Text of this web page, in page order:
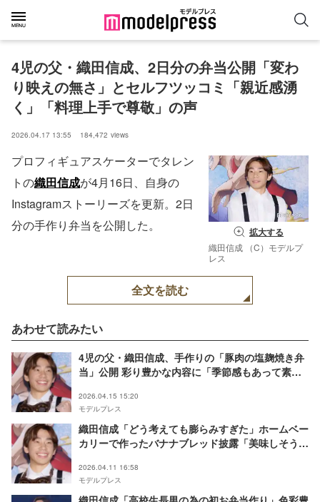
4児の父・織田信成、2日分の弁当公開「変わ
り映えの無さ」とセルフツッコミ「親近感湧
く」「料理上手で尊敬」の声
2026.04.17 13:55 184,472 views
拡大する
織田信成 （C）モデルプ
レス
プロフィギュアスケーターでタレン
トの織田信成が4月16日、自身の
Instagramストーリーズを更新。2日
分の手作り弁当を公開した。
全文を読む
あわせて読みたい
4児の父・織田信成、手作りの「豚肉の塩麹焼き弁
当」公開 彩り豊かな内容に「季節感もあって素
2026.04.15 15:20
モデルプレス
織田信成「どう考えても膨らみすぎた」ホームベー
カリーで作ったバナナブレッド披露「美味しそう」
2026.04.11 16:58
モデルプレス